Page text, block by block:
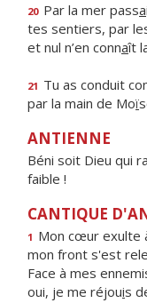
20 Par la mer passa
tes sentiers, par
et nul n’en connaît
21 Tu as conduit
par la main de Moï
ANTIENNE
Béni soit Dieu qui
faible !
CANTIQUE
1 Mon cœur exulte
mon front s'est
Face à mes
oui, je me réjouis